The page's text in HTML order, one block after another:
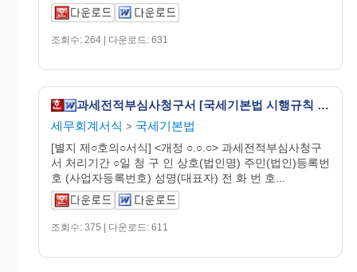
조회수: 264 | 다운로드: 631
과세전적부심사청구서 [국세기본법 시행규칙 서식56의2]
세무회계서식 > 국세기본법
[별지 제○호의○서식] <개정 ○.○.○> 과세전적부심사청구
서 처리기간 ○일 청 구 인 상호(법인명) 주민(법인)등록번
호 (사업자등록번호) 성명(대표자) 전 화 번 호...
조회수: 375 | 다운로드: 611